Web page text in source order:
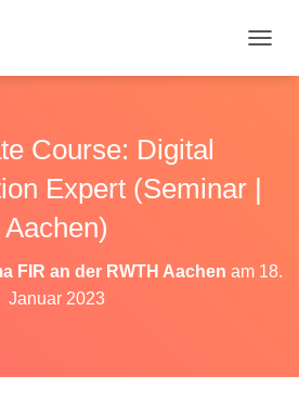
A
T
M
Course: Digital
Expert (Seminar |
Aachen)
FIR an der RWTH Aachen am 18.
Januar 2023